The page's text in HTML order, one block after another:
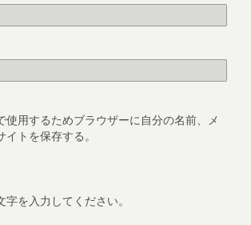
使用するためブラウザーに自分の名前、メ
トを保存する。
を入力してください。